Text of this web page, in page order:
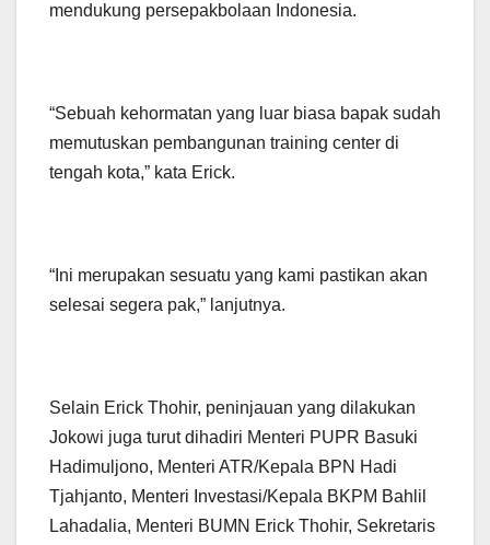
mendukung persepakbolaan Indonesia.
“Sebuah kehormatan yang luar biasa bapak sudah
memutuskan pembangunan training center di
tengah kota,” kata Erick.
“Ini merupakan sesuatu yang kami pastikan akan
selesai segera pak,” lanjutnya.
Selain Erick Thohir, peninjauan yang dilakukan
Jokowi juga turut dihadiri Menteri PUPR Basuki
Hadimuljono, Menteri ATR/Kepala BPN Hadi
Tjahjanto, Menteri Investasi/Kepala BKPM Bahlil
Lahadalia, Menteri BUMN Erick Thohir, Sekretaris